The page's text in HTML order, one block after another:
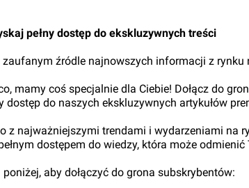
pełny dostęp do ekskluzywnych treści
źródle najnowszych informacji z
mamy coś specjalnie dla Ciebie! Dołącz do
dostęp do naszych ekskluzywnych artykułów
z najważniejszymi trendami i wydarzeniami na
dostępem do wiedzy, która może
poniżej, aby dołączyć do grona subskrybentów: